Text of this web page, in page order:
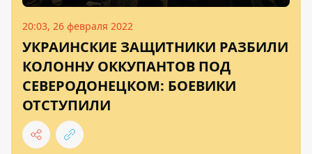
20:03, 26 февраля 2022
УКРАИНСКИЕ ЗАЩИТНИКИ РАЗБИЛИ
КОЛОННУ ОККУПАНТОВ ПОД
СЕВЕРОДОНЕЦКОМ: БОЕВИКИ
ОТСТУПИЛИ